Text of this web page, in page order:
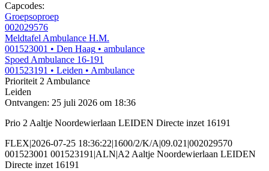
Capcodes:
Groepsoproep
002029576
Meldtafel Ambulance H.M.
001523001 • Den Haag • ambulance
Spoed Ambulance 16-191
001523191 • Leiden • Ambulance
Prioriteit 2 Ambulance
Leiden
Ontvangen: 25 juli 2026 om 18:36
Prio 2 Aaltje Noordewierlaan LEIDEN Directe inzet 16191
FLEX|2026-07-25 18:36:22|1600/2/K/A|09.021|002029570
001523001 001523191|ALN|A2 Aaltje Noordewierlaan LEIDEN
Directe inzet 16191